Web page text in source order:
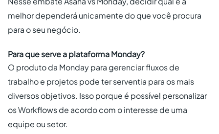
melhor dependerá unicamente do que você procura
para o seu negócio.
Para que serve a plataforma Monday?
O produto da Monday para gerenciar fluxos de
trabalho e projetos pode ter serventia para os mais
diversos objetivos. Isso porque é possível personalizar
os Workflows de acordo com o interesse de uma
equipe ou setor.